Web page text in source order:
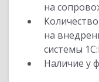
на
на
системы
Наличие у